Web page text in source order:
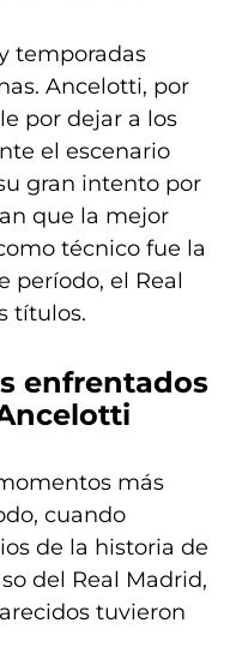
temporadas
Ancelotti, por
por dejar a los
el escenario
gran intento por
que la mejor
técnico fue la
período, el Real
títulos.
enfrentados
más
cuando
de la historia de
del Real Madrid,
tuvieron